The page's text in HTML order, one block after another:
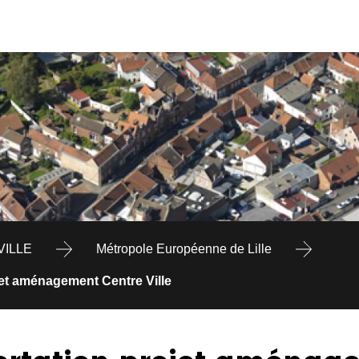
Métropole Européenne de Lille
aménagement Centre Ville